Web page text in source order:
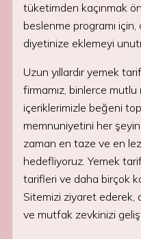
tüketimden kaçınmak
beslenme programı
diyetinize eklemeyi
Uzun yıllardır yemek
firmamız, binlerce
içeriklerimizle beğeni
memnuniyetini her
zaman en taze ve en
hedefliyoruz. Yemek
tarifleri ve daha birçok
Sitemizi ziyaret ederek,
ve mutfak zevkinizi